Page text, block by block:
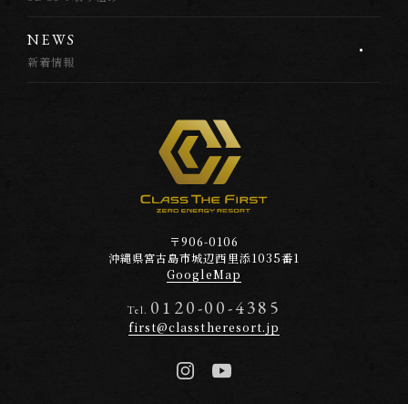
〒906-0106
沖縄県宮古島市城辺西里添1035番1
GoogleMap
Tel. 0120-00-4385
first@classtheresort.jp
NEWS
新着情報